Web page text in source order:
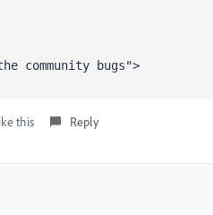
community bugs">
this Reply